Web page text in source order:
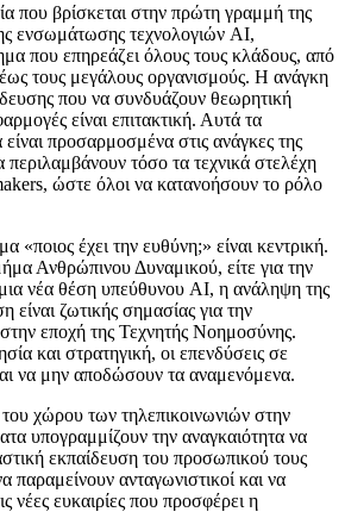
που βρίσκεται στην πρώτη γραμμή της
ενσωμάτωσης τεχνολογιών AI,
που επηρεάζει όλους τους κλάδους, από
έως τους μεγάλους οργανισμούς. Η ανάγκη
που να συνδυάζουν θεωρητική
είναι επιτακτική. Αυτά τα
προσαρμοσμένα στις ανάγκες της
περιλαμβάνουν τόσο τα τεχνικά στελέχη
ώστε όλοι να κατανοήσουν το ρόλο
έχει την ευθύνη;» είναι κεντρική.
Ανθρώπινου Δυναμικού, είτε για την
νέα θέση υπεύθυνου AI, η ανάληψη της
είναι ζωτικής σημασίας για την
εποχή της Τεχνητής Νοημοσύνης.
και στρατηγική, οι επενδύσεις σε
να μην αποδώσουν τα αναμενόμενα.
του χώρου των τηλεπικοινωνιών στην
υπογραμμίζουν την αναγκαιότητα να
εκπαίδευση του προσωπικού τους
παραμείνουν ανταγωνιστικοί και να
νέες ευκαιρίες που προσφέρει η